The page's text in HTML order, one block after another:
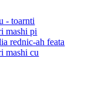
- toarnti
mashi pi
rednic-ah feata
mashi cu